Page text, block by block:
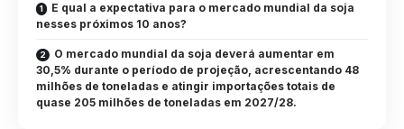
E qual a expectativa para o mercado mundial da soja
nesses próximos 10 anos?
O mercado mundial da soja deverá aumentar em
30,5% durante o período de projeção, acrescentando 48
milhões de toneladas e atingir importações totais de
quase 205 milhões de toneladas em 2027/28.